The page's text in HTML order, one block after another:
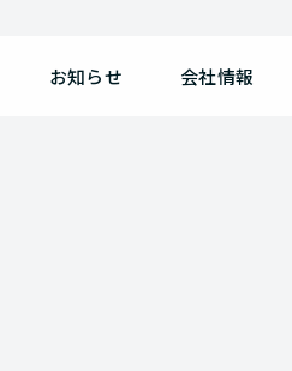
お知らせ 会社情報